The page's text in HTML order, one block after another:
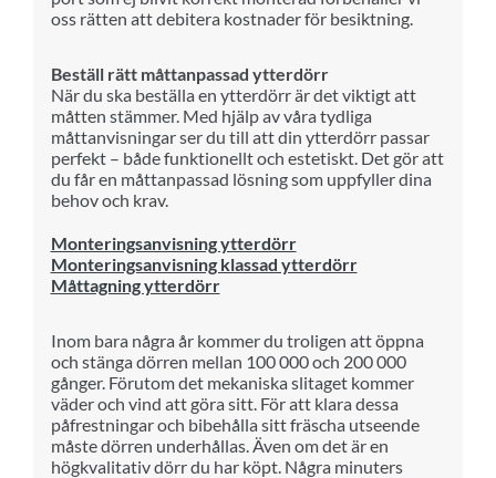
oss rätten att debitera kostnader för besiktning.
Beställ rätt måttanpassad ytterdörr
När du ska beställa en ytterdörr är det viktigt att
måtten stämmer. Med hjälp av våra tydliga
måttanvisningar ser du till att din ytterdörr passar
perfekt – både funktionellt och estetiskt. Det gör att
du får en måttanpassad lösning som uppfyller dina
behov och krav.
Monteringsanvisning ytterdörr
Monteringsanvisning klassad ytterdörr
Måttagning ytterdörr
Inom bara några år kommer du troligen att öppna
och stänga dörren mellan 100 000 och 200 000
gånger. Förutom det mekaniska slitaget kommer
väder och vind att göra sitt. För att klara dessa
påfrestningar och bibehålla sitt fräscha utseende
måste dörren underhållas. Även om det är en
högkvalitativ dörr du har köpt. Några minuters